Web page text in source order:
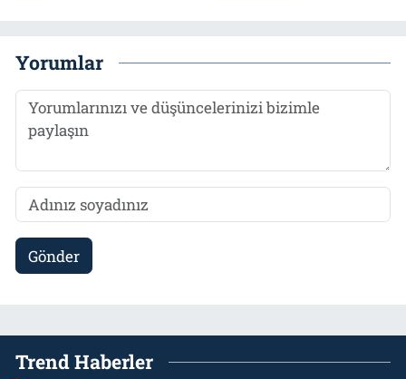
Yorumlar
Gönder
Trend Haberler